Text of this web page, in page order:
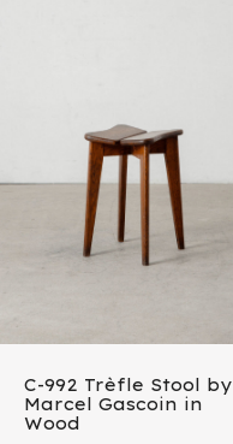
C-992 Trèfle Stool by
Marcel Gascoin in
Wood